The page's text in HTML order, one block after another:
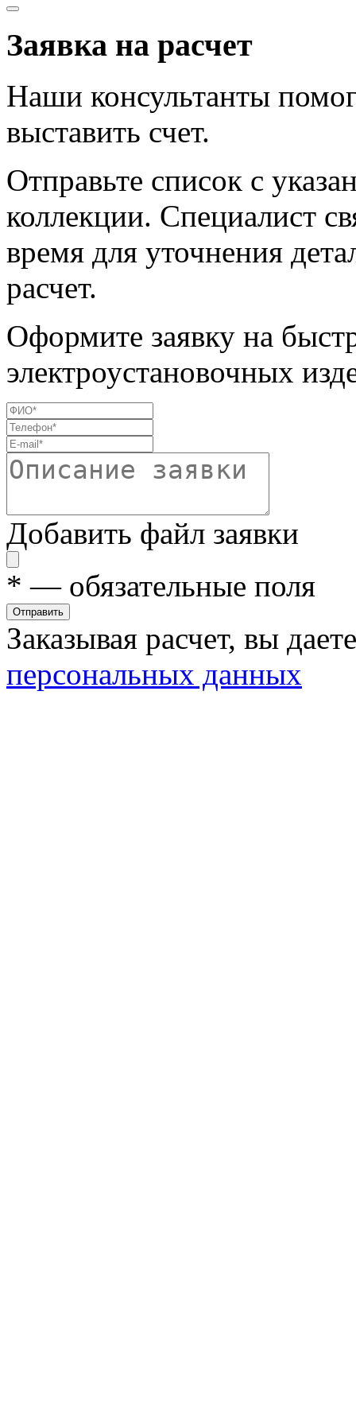
Заявка на расчет
Наши консультанты
выставить счет.
Отправьте список с
коллекции. Специалист
время для уточнения
расчет.
Оформите заявку на
электроустановочных
Добавить файл заявки
* — обязательные поля
Отправить
Заказывая расчет, вы
персональных данных